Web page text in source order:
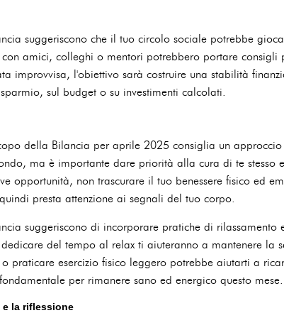
suggeriscono che il tuo circolo sociale potrebbe
amici, colleghi o mentori potrebbero portare consigli
improvvisa, l'obiettivo sarà costruire una stabilità
sul budget o su investimenti calcolati.
della Bilancia per aprile 2025 consiglia un approccio
ma è importante dare priorità alla cura di te stesso
opportunità, non trascurare il tuo benessere fisico ed
presta attenzione ai segnali del tuo corpo.
suggeriscono di incorporare pratiche di rilassamento
del tempo al relax ti aiuteranno a mantenere la
praticare esercizio fisico leggero potrebbe aiutarti a
per rimanere sano ed energico questo mese.
e la riflessione